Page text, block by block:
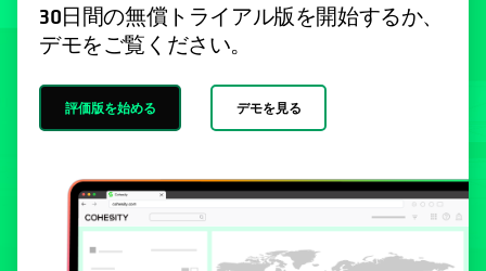
30日間の無償トライアル版を開始するか、
デモをご覧ください。
評価版を始める デモを見る